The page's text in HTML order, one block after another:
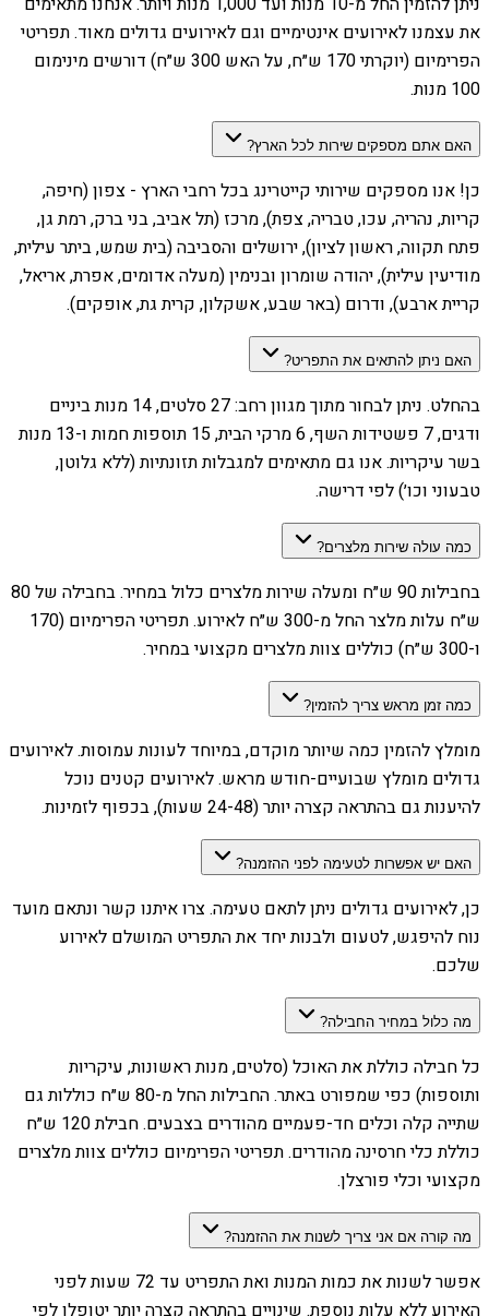
את עצמנו לאירועים אינטימיים וגם לאירועים גדולים מאוד. תפריטי
הפרימיום (יוקרתי 170 ש״ח, על האש 300 ש״ח) דורשים מינימום
100 מנות.
האם אתם מספקים שירות לכל הארץ?
כן! אנו מספקים שירותי קייטרינג בכל רחבי הארץ - צפון (חיפה,
קריות, נהריה, עכו, טבריה, צפת), מרכז (תל אביב, בני ברק, רמת גן,
פתח תקווה, ראשון לציון), ירושלים והסביבה (בית שמש, ביתר עילית,
מודיעין עילית), יהודה שומרון ובנימין (מעלה אדומים, אפרת, אריאל,
קריית ארבע), ודרום (באר שבע, אשקלון, קרית גת, אופקים).
האם ניתן להתאים את התפריט?
בהחלט. ניתן לבחור מתוך מגוון רחב: 27 סלטים, 14 מנות ביניים
ודגים, 7 פשטידות השף, 6 מרקי הבית, 15 תוספות חמות ו-13 מנות
בשר עיקריות. אנו גם מתאימים למגבלות תזונתיות (ללא גלוטן,
טבעוני וכו׳) לפי דרישה.
כמה עולה שירות מלצרים?
בחבילות 90 ש״ח ומעלה שירות מלצרים כלול במחיר. בחבילה של 80
ש״ח עלות מלצר החל מ-300 ש״ח לאירוע. תפריטי הפרימיום (170
ו-300 ש״ח) כוללים צוות מלצרים מקצועי במחיר.
כמה זמן מראש צריך להזמין?
מומלץ להזמין כמה שיותר מוקדם, במיוחד לעונות עמוסות. לאירועים
גדולים מומלץ שבועיים-חודש מראש. לאירועים קטנים נוכל
להיענות גם בהתראה קצרה יותר (24-48 שעות), בכפוף לזמינות.
האם יש אפשרות לטעימה לפני ההזמנה?
כן, לאירועים גדולים ניתן לתאם טעימה. צרו איתנו קשר ונתאם מועד
נוח להיפגש, לטעום ולבנות יחד את התפריט המושלם לאירוע
שלכם.
מה כלול במחיר החבילה?
כל חבילה כוללת את האוכל (סלטים, מנות ראשונות, עיקריות
ותוספות) כפי שמפורט באתר. החבילות החל מ-80 ש״ח כוללות גם
שתייה קלה וכלים חד-פעמיים מהודרים בצבעים. חבילת 120 ש״ח
כוללת כלי חרסינה מהודרים. תפריטי הפרימיום כוללים צוות מלצרים
מקצועי וכלי פורצלן.
מה קורה אם אני צריך לשנות את ההזמנה?
אפשר לשנות את כמות המנות ואת התפריט עד 72 שעות לפני